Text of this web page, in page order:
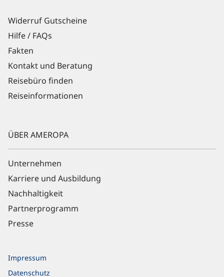
Widerruf Gutscheine
Hilfe / FAQs
Fakten
Kontakt und Beratung
Reisebüro finden
Reiseinformationen
ÜBER AMEROPA
Unternehmen
Karriere und Ausbildung
Nachhaltigkeit
Partnerprogramm
Presse
Impressum
Datenschutz